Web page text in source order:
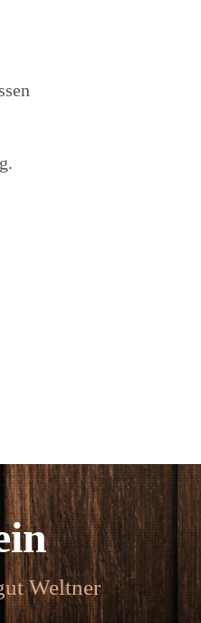
Weltner